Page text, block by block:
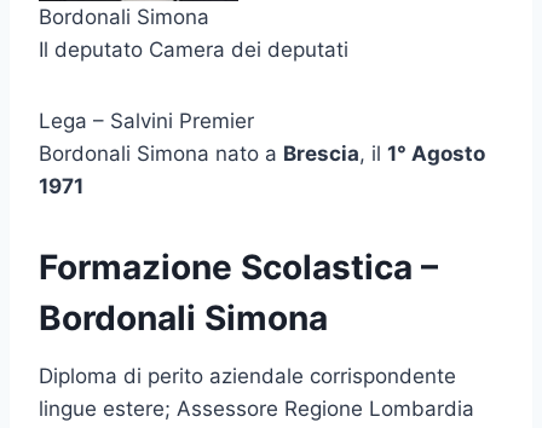
Bordonali Simona
Il deputato Camera dei deputati
Lega – Salvini Premier
Bordonali Simona nato a Brescia, il 1° Agosto
1971
Formazione Scolastica –
Bordonali Simona
Diploma di perito aziendale corrispondente
lingue estere; Assessore Regione Lombardia